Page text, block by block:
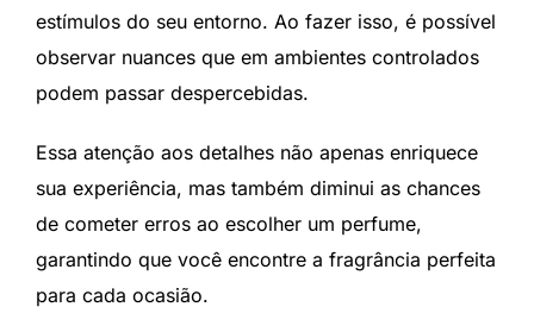
estímulos do seu entorno. Ao fazer isso, é possível
observar nuances que em ambientes controlados
podem passar despercebidas.
Essa atenção aos detalhes não apenas enriquece
sua experiência, mas também diminui as chances
de cometer erros ao escolher um perfume,
garantindo que você encontre a fragrância perfeita
para cada ocasião.